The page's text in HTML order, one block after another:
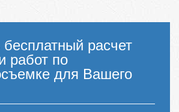
расчет
работ по
для Вашего